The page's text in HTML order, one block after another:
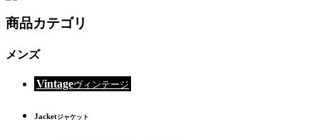
商品カテゴリ
メンズ
Vintageヴィンテージ
Jacketジャケット